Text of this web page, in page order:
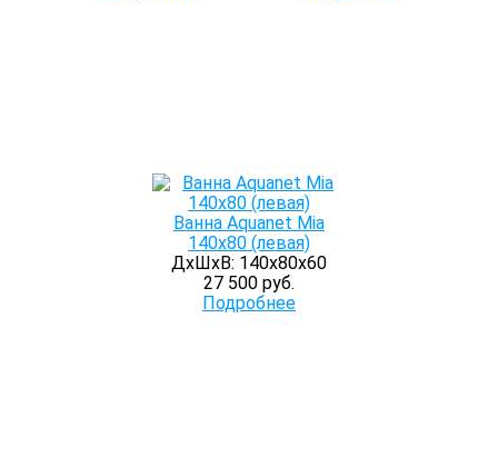
Ванна Aquanet Mia
140x80 (левая)
ДхШхВ: 140х80х60
27 500 руб.
Подробнее